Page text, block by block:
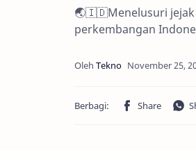
🌏🇮🇩Menelusuri jejak
perkembangan